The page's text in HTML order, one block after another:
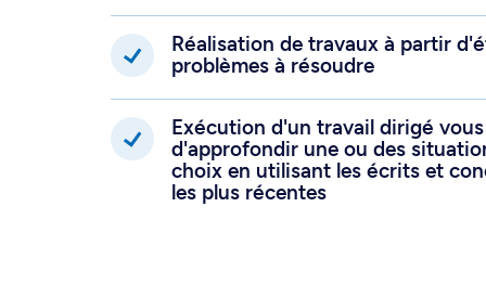
efficaces pour la réforme des
santé et leur adaptation
développement de la faculté ou
répondre aux besoins de la
Amener vos collègues à
activement aux démarches de
pédagogiques de votre faculté
Réalisation de travaux à partir
problèmes à résoudre
Exécution d'un travail dirigé
d'approfondir une ou des
choix en utilisant les écrits et
les plus récentes